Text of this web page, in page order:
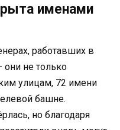
именами
работавших в
они не только
улицам, 72 имени
башне.
но благодаря